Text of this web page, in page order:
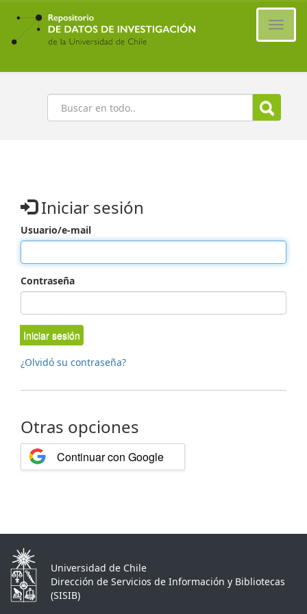
Ir
contenido
principal
Buscar
Iniciar sesión
Usuario/e-mail
Contraseña
Iniciar sesión
¿Olvidó su contraseña?
Otras opciones
Continuar con Google
Universidad de Chile
Dirección de Servicios de Información y Bibliotecas
(SISIB)